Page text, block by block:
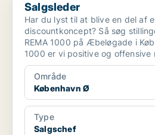
Salgsleder
Har du lyst til at blive en del af
discountkoncept? Så søg
REMA 1000 på Æbeløgade i
1000 er vi positive og offensive
Område
København Ø
Type
Salgschef